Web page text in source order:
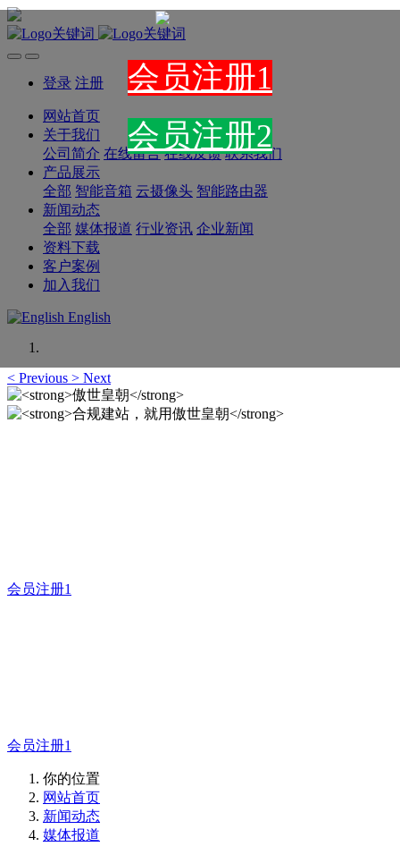
会员注册1
会员注册2
登录 注册
网站首页
关于我们
公司简介 在线留言 在线反馈 联系我们
产品展示
全部 智能音箱 云摄像头 智能路由器
新闻动态
全部 媒体报道 行业资讯 企业新闻
资料下载
客户案例
加入我们
English
< Previous > Next
会员注册1
会员注册1
你的位置
网站首页
新闻动态
媒体报道